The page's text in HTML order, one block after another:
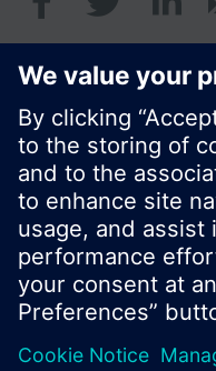
© Siemens Schweiz
Produktangebot und
variieren.